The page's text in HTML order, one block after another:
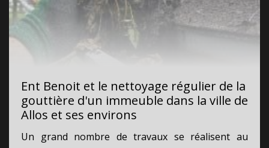
Ent Benoit et le nettoyage régulier de la
gouttière d'un immeuble dans la ville de
Allos et ses environs
Un grand nombre de travaux se réalisent au